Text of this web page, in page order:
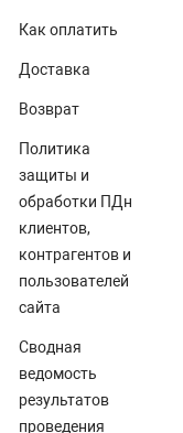
Как оплатить
Доставка
Возврат
Политика
защиты и
обработки ПДн
клиентов,
контрагентов и
пользователей
сайта
Сводная
ведомость
результатов
проведения